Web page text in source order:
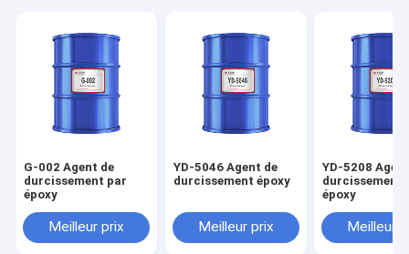
G-002 Agent de
durcissement par
époxy
Meilleur prix
YD-5046 Agent de
durcissement époxy
Meilleur prix
YD-5208
durcissement
époxy
Meilleur